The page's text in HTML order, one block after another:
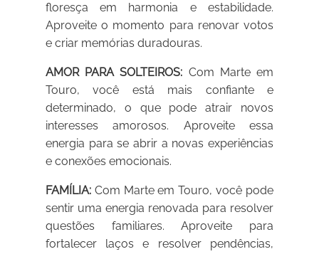
floresça em harmonia e estabilidade.
Aproveite o momento para renovar votos
e criar memórias duradouras.
AMOR PARA SOLTEIROS: Com Marte em
Touro, você está mais confiante e
determinado, o que pode atrair novos
interesses amorosos. Aproveite essa
energia para se abrir a novas experiências
e conexões emocionais.
FAMÍLIA: Com Marte em Touro, você pode
sentir uma energia renovada para resolver
questões familiares. Aproveite para
fortalecer laços e resolver pendências,